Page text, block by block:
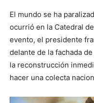
El mundo se ha
ocurrió en la Catedral
evento, el presidente
delante de la fachada
la reconstrucción
hacer una colecta